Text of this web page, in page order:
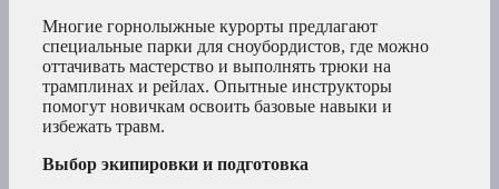
Многие горнолыжные курорты предлагают
специальные парки для сноубордистов, где можно
оттачивать мастерство и выполнять трюки на
трамплинах и рейлах. Опытные инструкторы
помогут новичкам освоить базовые навыки и
избежать травм.
Выбор экипировки и подготовка